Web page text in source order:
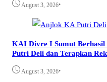
August 3, 2026•
KAI Divre I Sumut
Putri Deli dan Terapkan
August 3, 2026•